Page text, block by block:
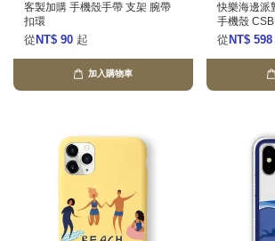
客製加購 手機殼手帶 支架 腕帶
扣環
從 NT$ 90 起
加入購物車
快樂海邊派
手機殼
從 NT$ 598